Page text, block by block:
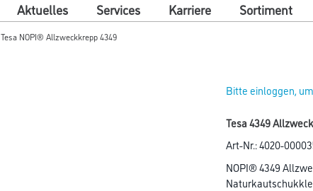
Aktuelles Services Karriere Sortiment
Tesa NOPI® Allzweckkrepp 4349
Bitte einloggen,
Tesa 4349
Art-Nr.:4020-
NOPI­® 4349